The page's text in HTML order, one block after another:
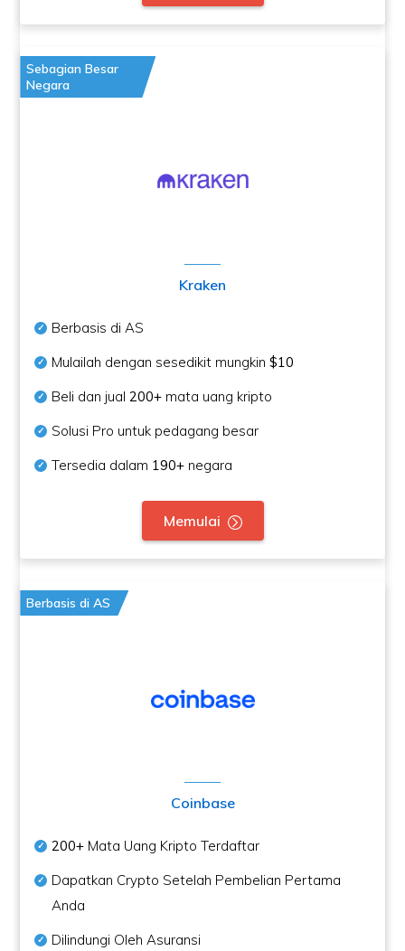
Sebagian Besar
Negara
Kraken
Berbasis di AS
Mulailah dengan sesedikit mungkin$10
Beli dan jual200+ mata uang kripto
Solusi Pro untuk pedagang besar
Tersedia dalam 190+ negara
Memulai
Berbasis di AS
Coinbase
200+ Mata Uang Kripto Terdaftar
Dapatkan Crypto Setelah Pembelian Pertama
Anda
Dilindungi Oleh Asuransi